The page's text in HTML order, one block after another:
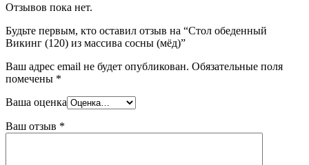
Отзывов пока нет.
Будьте первым, кто оставил отзыв на “Стол обеденный
Викинг (120) из массива сосны (мёд)”
Ваш адрес email не будет опубликован. Обязательные поля
помечены *
Ваша оценка
Ваш отзыв *